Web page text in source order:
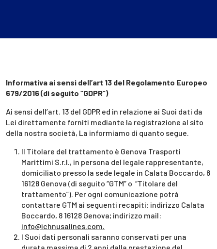
Informativa ai sensi dell’art 13 del Regolamento Europeo
679/2016 (di seguito “GDPR”)
Ai sensi dell’art. 13 del GDPR ed in relazione ai Suoi dati da
Lei direttamente forniti mediante la registrazione al sito
della nostra società, La informiamo di quanto segue.
Il Titolare del trattamento è Genova Trasporti
Marittimi S.r.l., in persona del legale rappresentante,
domiciliato presso la sede legale in Calata Boccardo, 8
16128 Genova (di seguito “GTM” o “Titolare del
trattamento”). Per ogni comunicazione potrà
contattare GTM ai seguenti recapiti: indirizzo Calata
Boccardo, 8 16128 Genova; indirizzo mail:
info@ichnusalines.com.
I Suoi dati personali saranno conservati per una